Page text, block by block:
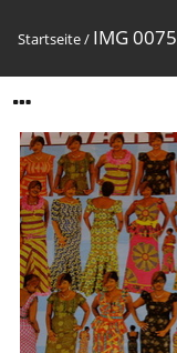
Startseite/ IMG 0075